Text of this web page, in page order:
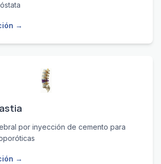
→
por inyección de cemento para
→